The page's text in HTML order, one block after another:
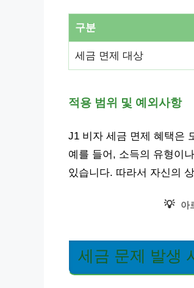
구분
세금 면제 대상
적용 범위 및 예외사항
J1 비자 세금 면제 혜택은
예를 들어, 소득의 유형이
있습니다. 따라서 자신의
💡 아
세금 문제 발생